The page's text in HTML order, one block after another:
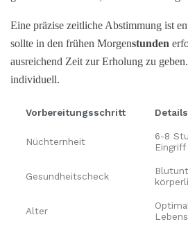
Eine präzise zeitliche Abstimmung ist
sollte in den frühen Morgenstunden
ausreichend Zeit zur Erholung zu
individuell.
Vorbereitungsschritt Details
Nüchternheit
6-8
Gesundheitscheck
Alter